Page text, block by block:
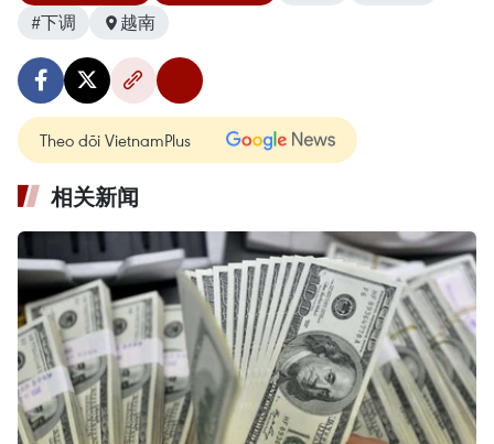
#下调
越南
Theo dõi VietnamPlus
相关新闻